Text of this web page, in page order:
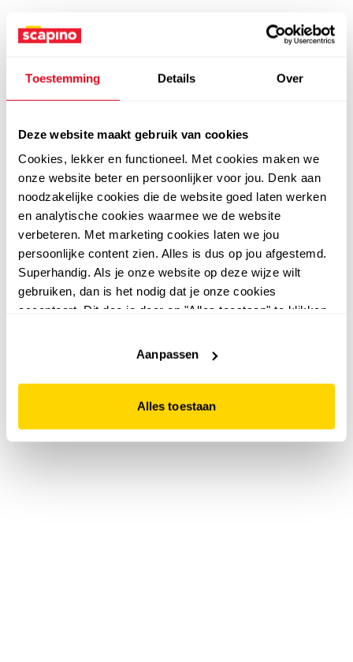
Toestemming Details Over
Deze website maakt gebruik van cookies
Cookies, lekker en functioneel. Met cookies maken we
onze website beter en persoonlijker voor jou. Denk aan
noodzakelijke cookies die de website goed laten werken
en analytische cookies waarmee we de website
verbeteren. Met marketing cookies laten we jou
persoonlijke content zien. Alles is dus op jou afgestemd.
Superhandig. Als je onze website op deze wijze wilt
gebruiken, dan is het nodig dat je onze cookies
accepteert. Dit doe je door op "Alles toestaan" te klikken.
website niet optimaal functioneert.
Aanpassen
Alles toestaan